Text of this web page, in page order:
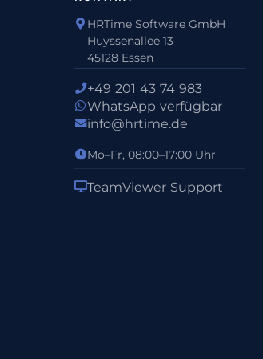
HRTime Software GmbH
Huyssenallee 13
45128 Essen
+49 201 43 74 983
WhatsApp verfügbar
info@hrtime.de
Mo–Fr, 08:00–17:00 Uhr
TeamViewer Support